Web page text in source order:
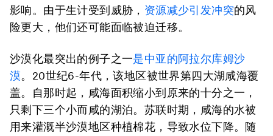
影响。由于生计受到威胁， 资源减少引发冲突的风
险更大，他们还可能面临被迫迁移。
沙漠化最突出的例子之一是中亚的阿拉尔库姆沙
漠。20世纪6-年代，该地区被世界第四大湖咸海覆
盖。自那时起，咸海面积缩小到原来的十分之一，
只剩下三个小而咸的湖泊。苏联时期，咸海的水被
用来灌溉半沙漠地区种植棉花，导致水位下降。随